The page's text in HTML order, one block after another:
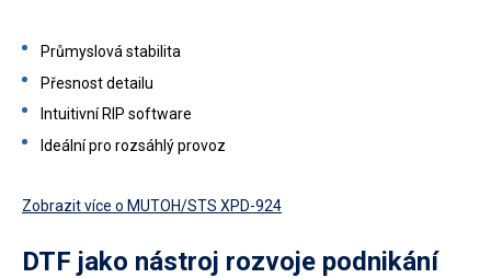
Průmyslová stabilita
Přesnost detailu
Intuitivní RIP software
Ideální pro rozsáhlý provoz
Zobrazit více o MUTOH/STS XPD-924
DTF jako nástroj rozvoje podnikání